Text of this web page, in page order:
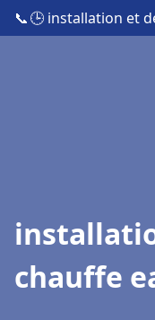
📞🕒 installation et
chauffe